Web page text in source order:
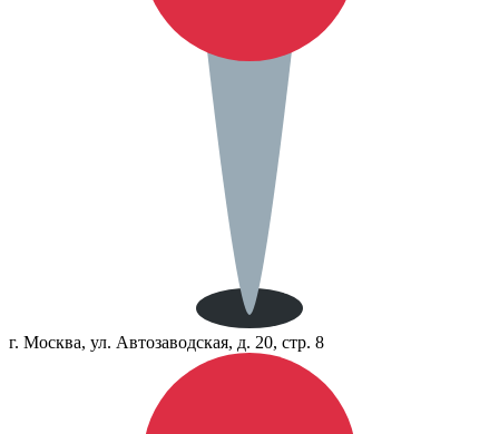
г. Москва, ул. Автозаводская, д. 20, стр. 8